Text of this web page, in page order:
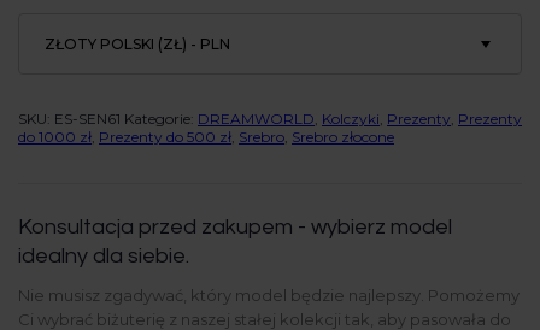
ZŁOTY POLSKI (ZŁ) - PLN
SKU: ES-SEN61 Kategorie: DREAMWORLD Kolczyki Prezenty Prezenty
do 1000 zł Prezenty do 500 zł Srebro Srebro złocone
Konsultacja przed zakupem - wybierz model
idealny dla siebie.
Nie musisz zgadywać, który model będzie najlepszy. Pomożemy
Ci wybrać biżuterię z naszej stałej kolekcji tak, aby pasowała do